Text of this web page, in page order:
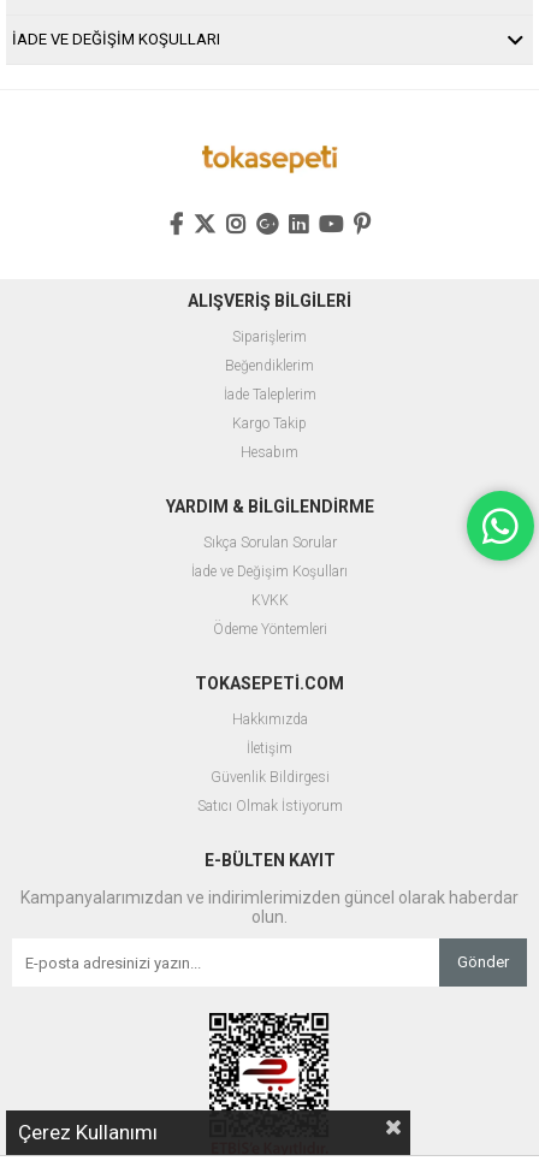
İADE VE DEĞİŞİM KOŞULLARI
ALIŞVERİŞ BİLGİLERİ
Siparişlerim
Beğendiklerim
İade Taleplerim
Kargo Takip
Hesabım
YARDIM & BİLGİLENDİRME
Sıkça Sorulan Sorular
İade ve Değişim Koşulları
KVKK
Ödeme Yöntemleri
TOKASEPETİ.COM
Hakkımızda
İletişim
Güvenlik Bildirgesi
Satıcı Olmak İstiyorum
E-BÜLTEN KAYIT
Kampanyalarımızdan ve indirimlerimizden güncel olarak haberdar
olun.
Gönder
Çerez Kullanımı